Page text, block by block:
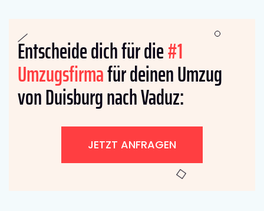
Entscheide dich für die#1
Umzugsfirmafür deinen Umzug
von Duisburg nach Vaduz:
JETZT ANFRAGEN